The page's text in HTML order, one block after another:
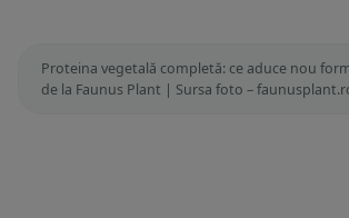
Proteina vegetală completă: ce aduce nou
de la Faunus Plant | Sursa foto –